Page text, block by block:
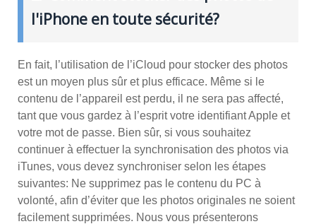
l'iPhone en toute sécurité?
En fait, l’utilisation de l’iCloud pour stocker des photos
est un moyen plus sûr et plus efficace. Même si le
contenu de l’appareil est perdu, il ne sera pas affecté,
tant que vous gardez à l’esprit votre identifiant Apple et
votre mot de passe. Bien sûr, si vous souhaitez
continuer à effectuer la synchronisation des photos via
iTunes, vous devez synchroniser selon les étapes
suivantes: Ne supprimez pas le contenu du PC à
volonté, afin d’éviter que les photos originales ne soient
facilement supprimées. Nous vous présenterons